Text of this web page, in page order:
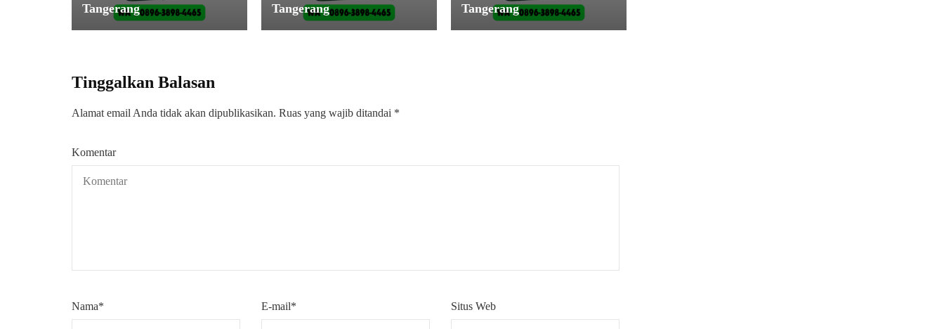
Tangerang
Tangerang
Tangerang
Tinggalkan Balasan
Alamat email Anda tidak akan dipublikasikan. Ruas yang wajib ditandai *
Komentar
Nama* E-mail* Situs Web